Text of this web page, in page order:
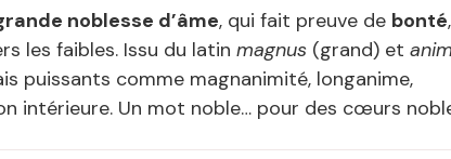
noblesse d’âme, qui fait preuve de bonté
les faibles. Issu du latin magnus (grand) et
puissants comme magnanimité, longanime,
intérieure. Un mot noble… pour des cœurs